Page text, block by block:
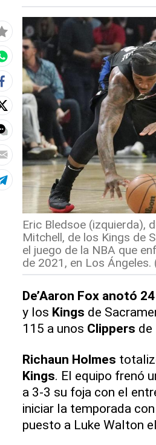
Eric Bledsoe (izquierda),
Mitchell, de los Kings de
el juego de la NBA que
de 2021, en Los
De’Aaron Fox anotó
y los Kings de
115 a unos Clippers de
Richaun Holmes
Kings. El equipo frenó
a 3-3 su foja con el
iniciar la temporada
puesto a Luke Walton